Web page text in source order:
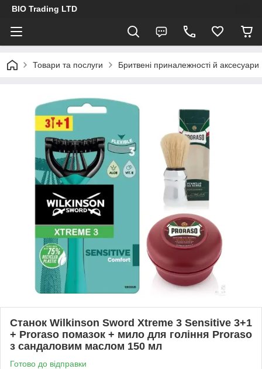
BIO Trading LTD
Товари та послуги Бритвені приналежності й аксесуари
Станок Wilkinson Sword Xtreme 3 Sensitive 3+1
+ Proraso помазок + мило для гоління Proraso
з сандаловим маслом 150 мл
Готово до відправки